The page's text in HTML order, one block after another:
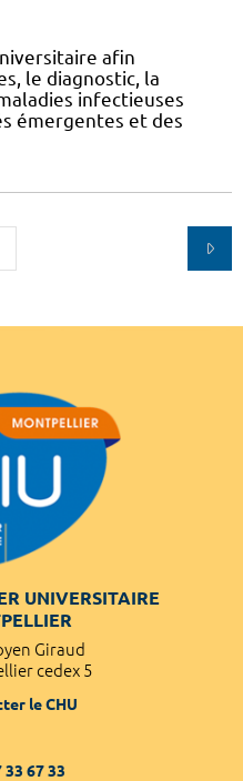
afin
le diagnostic, la
infectieuses
émergentes et des
UNIVERSITAIRE
Giraud
cedex 5
le CHU
33 67 33